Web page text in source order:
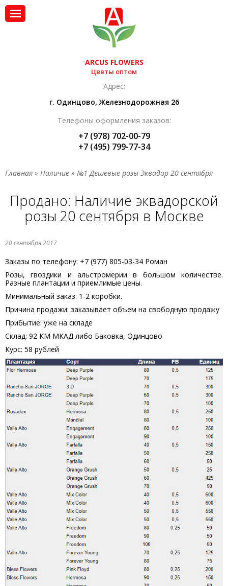
ARCUS FLOWERS
Цветы оптом
Адрес:
г. Одинцово, Железнодорожная 26
Телефоны оформления заказов:
+7 (978) 702-00-79
+7 (495) 799-77-34
Главная » Наличие » №1 Дешевые розы Эквадор 20 сентября
Продано: Наличие эквадорской
розы 20 сентября в Москве
20 сентября 2017
Заказы по телефону: +7 (977) 805-03-34 Роман
Розы, гвоздики и альстромерии в большом количестве.
Разные плантации и приемлимые цены.
Минимальный заказ: 1-2 коробки.
Причина продажи: заказывает объем на свободную продажу
Прибытие: уже на складе
Склад: 92 КМ МКАД либо Баковка, Одинцово
Курс: 58 рублей